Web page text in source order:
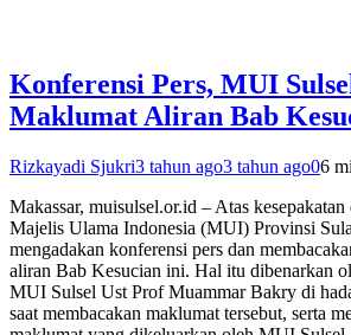
Konferensi Pers, MUI
Maklumat Aliran Bab
Rizkayadi Sjukri3 tahun ago3 tahun ago06
Makassar, muisulsel.or.id – Atas
Majelis Ulama Indonesia (MUI) Provinsi
mengadakan konferensi pers dan
aliran Bab Kesucian ini. Hal itu dibenarkan
MUI Sulsel Ust Prof Muammar Bakry di
saat membacakan maklumat tersebut, serta